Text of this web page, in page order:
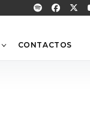
CONTACTOS